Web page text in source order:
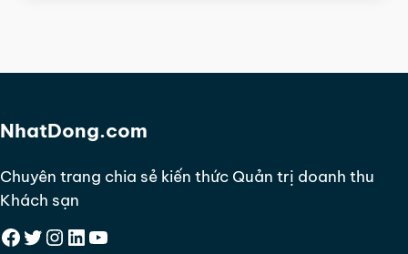
NhatDong.com
Chuyên trang chia sẻ kiến thức Quản trị doanh thu
Khách sạn
Facebook
Twitter
Instagram
LinkedIn
YouTube